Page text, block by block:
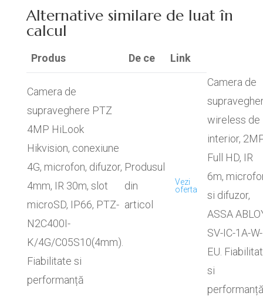
Alternative similare de luat în
calcul
Produs De ce Link
Camera de
supraveghere PTZ
4MP HiLook
Hikvision, conexiune
4G, microfon, difuzor,
4mm, IR 30m, slot
microSD, IP66, PTZ-
N2C400I-
K/4G/C05S10(4mm).
Fiabilitate si
performanță
Produsul
din
articol
Vezi
oferta
Camera de
wireless de
interior,
Full HD, IR
6m,
si difuzor,
ASSA
SV-IC-1A-W-
EU.
si